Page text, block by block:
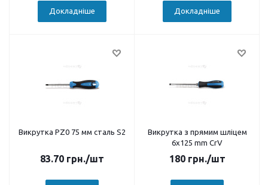
Докладніше Докладніше
Викрутка PZ0 75 мм сталь S2
83.70 грн./шт
Викрутка з прямим шліцем
6x125 mm CrV
180грн./шт